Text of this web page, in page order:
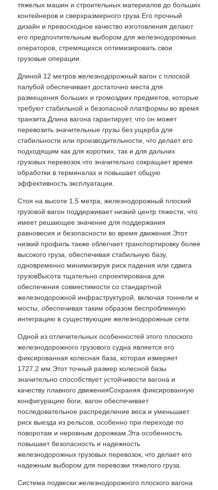
тяжелых машин и строительных материалов до больших
контейнеров и сверхразмерного груза.Его прочный
дизайн и превосходное качество изготовления делают
его предпочтительным выбором для железнодорожных
операторов, стремящихся оптимизировать свои
грузовые операции.
Длиной 12 метров железнодорожный вагон с плоской
палубой обеспечивает достаточно места для
размещения больших и громоздких предметов, которые
требуют стабильной и безопасной платформы во время
транзита.Длина вагона гарантирует, что он может
перевозить значительные грузы без ущерба для
стабильности или производительности, что делает его
подходящим как для коротких, так и для дальних
грузовых перевозок.что значительно сокращает время
обработки в терминалах и повышает общую
эффективность эксплуатации.
Стоя на высоте 1,5 метра, железнодорожный плоский
грузовой вагон поддерживает низкий центр тяжести, что
имеет решающее значение для поддержания
равновесия и безопасности во время движения.Этот
низкий профиль также облегчает транспортировку более
высокого груза, обеспечивая стабильную базу,
одновременно минимизируя риск падения или сдвига
грузовВысота тщательно спроектирована для
обеспечения совместимости со стандартной
железнодорожной инфраструктурой, включая тоннели и
мосты, обеспечивая таким образом беспроблемную
интеграцию в существующие железнодорожные сети.
Одной из отличительных особенностей этого плоского
железнодорожного грузового судна является его
фиксированная колесная база, которая измеряет
1727,2 мм.Этот точный размер колесной базы
значительно способствует устойчивости вагона и
качеству плавного движенияСохраняя фиксированную
конфигурацию боги, вагон обеспечивает
последовательное распределение веса и уменьшает
риск выезда из рельсов, особенно при переходе по
поворотам и неровным дорожкам.Эта особенность
повышает безопасность и надежность
железнодорожных грузовых перевозок, что делает его
надежным выбором для перевозки тяжелого груза.
Система подвески железнодорожного плоского вагона